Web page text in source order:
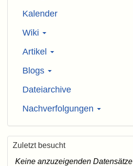
Kalender
Wiki
Artikel
Blogs
Dateiarchive
Nachverfolgungen
Zuletzt besucht
Keine anzuzeigenden Datensätze